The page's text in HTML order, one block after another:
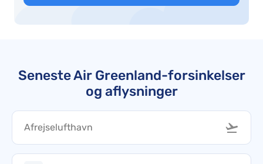
Seneste Air Greenland-forsinkelser
og aflysninger